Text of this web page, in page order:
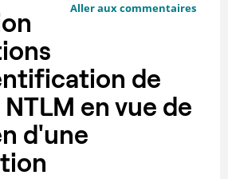
Aller aux commentaires
de
en vue de
d'une